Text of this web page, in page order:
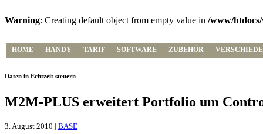
Warning: Creating default object from empty value in /www/
HOME HANDY TARIF SOFTWARE ZUBEHÖR
Daten in Echtzeit steuern
M2M-PLUS erweitert Portfolio um
3. August 2010 | BASE